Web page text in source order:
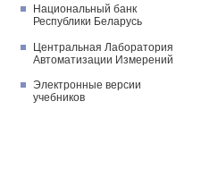
Национальный банк
Республики Беларусь
Центральная Лаборатория
Автоматизации Измерений
Электронные версии
учебников